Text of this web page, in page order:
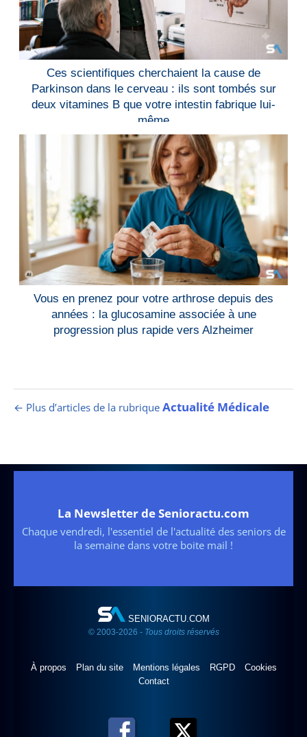
Ces scientifiques cherchaient la cause de
Parkinson dans le cerveau : ils sont tombés sur
deux vitamines B que votre intestin fabrique lui-
même
Vous en prenez pour votre arthrose depuis des
années : la glucosamine associée à une
progression plus rapide vers Alzheimer
← Plus d’articles de la rubrique Actualité Médicale
La Newsletter de Senioractu.com
Chaque vendredi, l'essentiel de l'actualité des seniors de
la semaine dans votre boite mail !
SENIORACTU.COM
© 2003-2026 - Tous droits réservés
À propos Plan du site Mentions légales RGPD
Cookies
Contact